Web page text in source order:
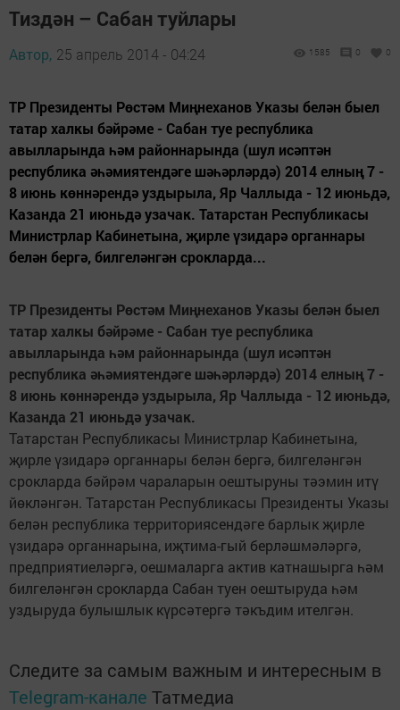
Тиздән – Сабан туйлары
Автор, 25 апрель 2014 - 04:24 1585 0 0
ТР Президенты Рөстәм Миңнеханов Указы белән быел
татар халкы бәйрәме - Сабан туе республика
авылларында һәм районнарында (шул исәптән
республика әһәмиятендәге шәһәрләрдә) 2014 елның 7 -
8 июнь көннәрендә уздырыла, Яр Чаллыда - 12 июньдә,
Казанда 21 июньдә узачак. Татарстан Республикасы
Министрлар Кабинетына, җирле үзидарә органнары
белән бергә, билгеләнгән срокларда...
ТР Президенты Рөстәм Миңнеханов Указы белән быел
татар халкы бәйрәме - Сабан туе республика
авылларында һәм районнарында (шул исәптән
республика әһәмиятендәге шәһәрләрдә) 2014 елның 7 -
8 июнь көннәрендә уздырыла, Яр Чаллыда - 12 июньдә,
Казанда 21 июньдә узачак.
Татарстан Республикасы Министрлар Кабинетына,
җирле үзидарә органнары белән бергә, билгеләнгән
срокларда бәйрәм чараларын оештыруны тәэмин итү
йөкләнгән. Татарстан Республикасы Президенты Указы
белән республика территориясендәге барлык җирле
үзидарә органнарына, иҗтима-гый берләшмәләргә,
предприятиеләргә, оешмаларга актив катнашырга һәм
билгеләнгән срокларда Сабан туен оештыруда һәм
уздыруда булышлык күрсәтергә тәкъдим ителгән.
Следите за самым важным и интересным в
Telegram-канале Татмедиа